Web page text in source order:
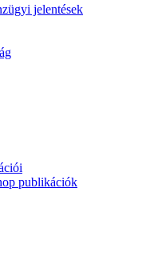
jelentések
publikációk